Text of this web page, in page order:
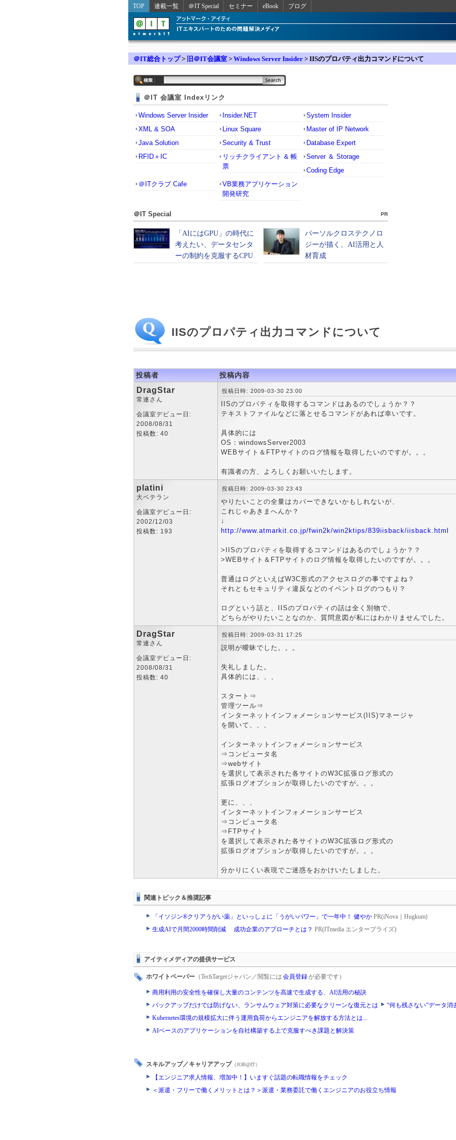
TOP 連載一覧 ＠IT Special セミナー eBook ブログ
＠IT総合トップ> 旧＠IT会議室 > Windows Server Insider > IISのプロパティ出力コマンドについて
＠IT 会議室 Indexリンク
Windows Server Insider Insider.NET
System Insider
XML & SOA
Linux Square
Master of IP Network
Java Solution
Security & Trust
Database Expert
RFID＋IC
リッチクライアント & 帳
票
Server ＆ Storage
Coding Edge
＠ITクラブ Cafe
VB業務アプリケーション
開発研究
＠IT Special PR
IISのプロパティ出力コマンドについて
投稿者 投稿内容
DragStar
常連さん
会議室デビュー日:
2008/08/31
投稿数: 40
投稿日時: 2009-03-30 23:00
IISのプロパティを取得するコマンドはあるのでしょうか？？
テキストファイルなどに落とせるコマンドがあれば幸いです。
具体的には
OS：windowsServer2003
WEBサイト＆FTPサイトのログ情報を取得したいのですが。。。
有識者の方、よろしくお願いいたします。
platini
大ベテラン
会議室デビュー日:
2002/12/03
投稿数: 193
投稿日時: 2009-03-30 23:43
やりたいことの全量はカバーできないかもしれないが、
これじゃあきまへんか？
↓
http://www.atmarkit.co.jp/fwin2k/win2ktips/839iisback/iisback.html
>IISのプロパティを取得するコマンドはあるのでしょうか？？
>WEBサイト＆FTPサイトのログ情報を取得したいのですが。。。
普通はログといえばW3C形式のアクセスログの事ですよね？
それともセキュリティ違反などのイベントログのつもり？
ログという話と、IISのプロパティの話は全く別物で、
どちらがやりたいことなのか、質問意図が私にはわかりませんでした。
DragStar
常連さん
会議室デビュー日:
2008/08/31
投稿数: 40
投稿日時: 2009-03-31 17:25
説明が曖昧でした。。。
失礼しました。
具体的には、、、
スタート⇒
管理ツール⇒
インターネットインフォメーションサービス(IIS)マネージャ
を開いて、、、
インターネットインフォメーションサービス
⇒コンピュータ名
⇒webサイト
を選択して表示された各サイトのW3C拡張ログ形式の
拡張ログオプションが取得したいのですが。。。
更に、、、
インターネットインフォメーションサービス
⇒コンピュータ名
⇒FTPサイト
を選択して表示された各サイトのW3C拡張ログ形式の
拡張ログオプションが取得したいのですが。。。
分かりにくい表現でご迷惑をおかけいたしました。
関連トピック＆推奨記事
「イソジン®クリアうがい薬」といっしょに「うがいパワー」で一年中！ 健やか PR(iNova｜Hugkum)
生成AIで月間2000時間削減 成功企業のアプローチとは？ PR(ITmedia エンタープライズ)
アイティメディアの提供サービス
ホワイトペーパー （TechTargetジャパン／閲覧には 会員登録が必要です）
商用利用の安全性を確保し大量のコンテンツを高速で生成する、AI活用の秘訣
バックアップだけでは防げない、ランサムウェア対策に必要なクリーンな復元とは
“何も残さない”データ
Kubernetes環境の規模拡大に伴う運用負荷からエンジニアを解放する方法とは...
AIベースのアプリケーションを自社構築する上で克服すべき課題と解決策
スキルアップ／キャリアアップ （JOB@IT）
【エンジニア求人情報、増加中！】いますぐ話題の転職情報をチェック
＜派遣・フリーで働くメリットとは？＞派遣・業務委託で働くエンジニアのお役立ち情報